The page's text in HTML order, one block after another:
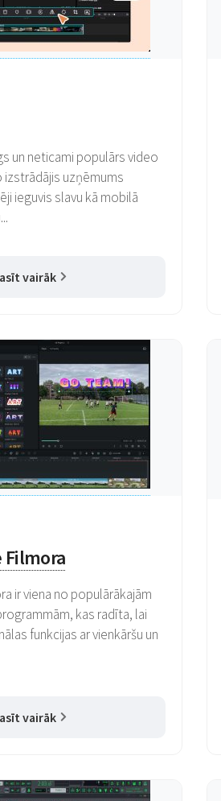
un neticami populārs video
izstrādājis uzņēmums
ieguvis slavu kā mobilā
vairāk
Filmora
ir viena no populārākajām
kas radīta, lai
funkcijas ar vienkāršu un
vairāk